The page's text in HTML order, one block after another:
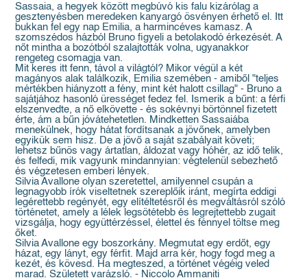
Sassaia, a hegyek között megbúvó kis falu kizárólag a
gesztenyésben meredeken kanyargó ösvényen érhető el. Itt
bukkan fel egy nap Emilia, a harmincéves kamasz. A
szomszédos házból Bruno figyeli a betolakodó érkezését. A
nőt mintha a bozótból szalajtották volna, ugyanakkor
rengeteg csomagja van.
Mit keres itt fenn, távol a világtól? Mikor végül a két
magányos alak találkozik, Emilia szemében - amiből "teljes
mértékben hiányzott a fény, mint két halott csillag" - Bruno a
sajátjához hasonló ürességet fedez fel. Ismerik a bűnt: a férfi
elszenvedte, a nő elkövette - és sokévnyi börtönnel fizetett
érte, ám a bűn jóvátehetetlen. Mindketten Sassaiába
menekülnek, hogy hátat fordítsanak a jövőnek, amelyben
egyikük sem hisz. De a jövő a saját szabályait követi;
lehetsz bűnös vagy ártatlan, áldozat vagy hóhér, az idő telik,
és felfedi, mik vagyunk mindannyian: végtelenül sebezhető
és végzetesen emberi lények.
Silvia Avallone olyan szeretettel, amilyennel csupán a
legnagyobb írók viseltetnek szereplőik iránt, megírta eddigi
legérettebb regényét, egy elítéltetésről és megváltásról szóló
történetet, amely a lélek legsötétebb és legrejtettebb zugait
vizsgálja, hogy együttérzéssel, élettel és fénnyel töltse meg
őket.
Silvia Avallone egy boszorkány. Megmutat egy erdőt, egy
házat, egy lányt, egy férfit. Majd arra kér, hogy fogd meg a
kezét, és kövesd. Ha megteszed, a történet végéig veled
marad. Született varázsló. - Niccolo Ammaniti